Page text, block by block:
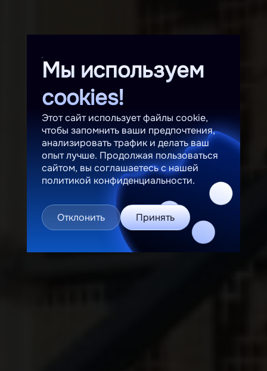
Мы используем
cookies!
Этот сайт использует файлы cookie,
чтобы запомнить ваши предпочтения,
анализировать трафик и делать ваш
опыт лучше. Продолжая пользоваться
сайтом, вы соглашаетесь с нашей
политикой конфиденциальности.
Отклонить Принять